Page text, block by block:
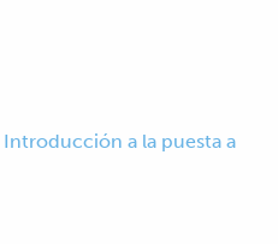
Introducción a la puesta a